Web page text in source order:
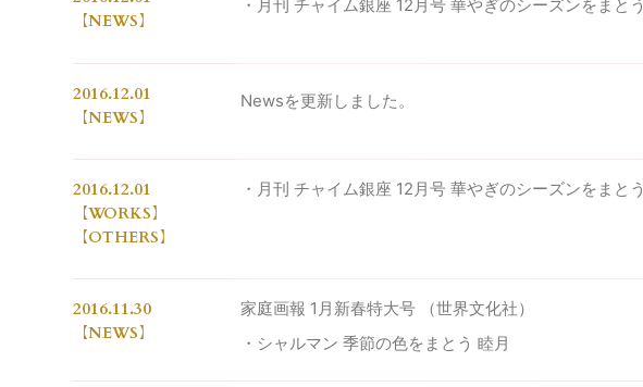
NEWS
・月刊 チャイム銀座 12月号 華やぎのシーズンをまとう
2016.12.01
NEWS
Newsを更新しました。
2016.12.01
WORKS
OTHERS
・月刊 チャイム銀座 12月号 華やぎのシーズンをまとう
2016.11.30
NEWS
家庭画報 1月新春特大号 （世界文化社）
・シャルマン 季節の色をまとう 睦月